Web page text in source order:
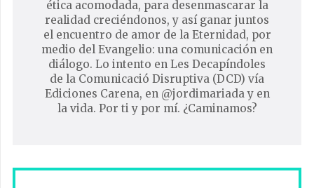
ética acomodada, para desenmascarar la
realidad creciéndonos, y así ganar juntos
el encuentro de amor de la Eternidad, por
medio del Evangelio: una comunicación en
diálogo. Lo intento en Les Decapíndoles
de la Comunicació Disruptiva (DCD) vía
Ediciones Carena, en @jordimariada y en
la vida. Por ti y por mí. ¿Caminamos?